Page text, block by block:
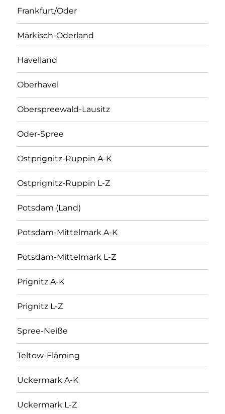
Frankfurt/Oder
Märkisch-Oderland
Havelland
Oberhavel
Oberspreewald-Lausitz
Oder-Spree
Ostprignitz-Ruppin A-K
Ostprignitz-Ruppin L-Z
Potsdam (Land)
Potsdam-Mittelmark A-K
Potsdam-Mittelmark L-Z
Prignitz A-K
Prignitz L-Z
Spree-Neiße
Teltow-Fläming
Uckermark A-K
Uckermark L-Z